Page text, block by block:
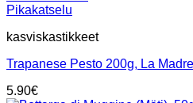
Pikakatselu
kasviskastikkeet
Trapanese Pesto 200g, La
5.90€